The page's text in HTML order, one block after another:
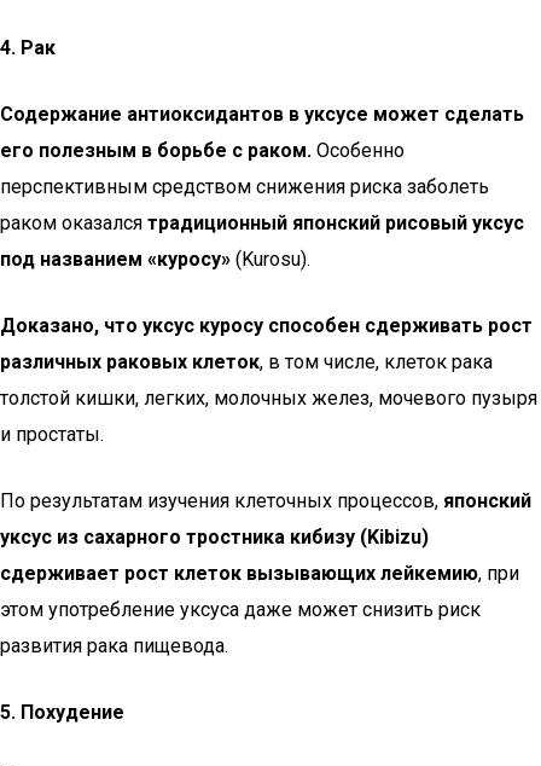
4. Рак
Содержание антиоксидантов в уксусе может сделать
его полезным в борьбе с раком. Особенно
перспективным средством снижения риска заболеть
раком оказался традиционный японский рисовый уксус
под названием «куросу» (Kurosu).
Доказано, что уксус куросу способен сдерживать рост
различных раковых клеток, в том числе, клеток рака
толстой кишки, легких, молочных желез, мочевого пузыря
и простаты.
По результатам изучения клеточных процессов, японский
уксус из сахарного тростника кибизу (Kibizu)
сдерживает рост клеток вызывающих лейкемию, при
этом употребление уксуса даже может снизить риск
развития рака пищевода.
5. Похудение